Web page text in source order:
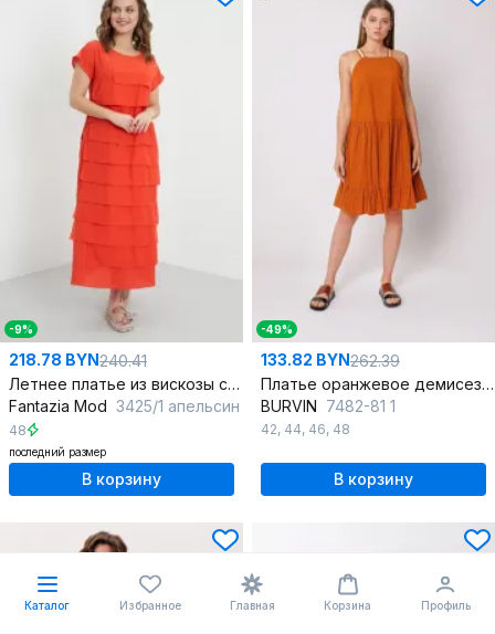
-9%
218.78 BYN240.41
Летнее платье из вискозы с многослойным кройом
Fantazia Mod 3425/1 апельсин
48
последний размер
В корзину
-49%
133.82 BYN262.39
Платье оранжевое демисезонное из вискозы на каждый день
BURVIN 7482-81 1
42, 44, 46, 48
В корзину
Каталог Избранное Главная Корзина Профиль